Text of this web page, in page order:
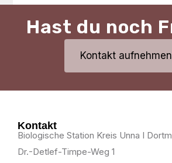
Hast du noch
Kontakt aufnehmen
Kontakt
Biologische Station Kreis Unna I
Dr.-Detlef-Timpe-Weg 1